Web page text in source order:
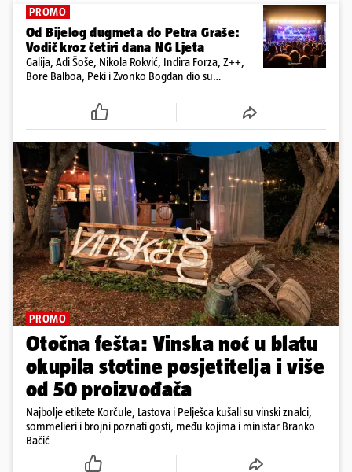
PROMO
Od Bijelog dugmeta do Petra Graše:
Vodič kroz četiri dana NG Ljeta
Galija, Adi Šoše, Nikola Rokvić, Indira Forza, Z++,
Bore Balboa, Peki i Zvonko Bogdan dio su
16. kolovoza održati na dvije pozornice
PROMO
Otočna fešta: Vinska noć u blatu
okupila stotine posjetitelja i više
od 50 proizvođača
Najbolje etikete Korčule, Lastova i Pelješca kušali su vinski znalci,
sommelieri i brojni poznati gosti, među kojima i ministar Branko
Bačić